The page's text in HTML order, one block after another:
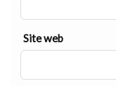
Site web